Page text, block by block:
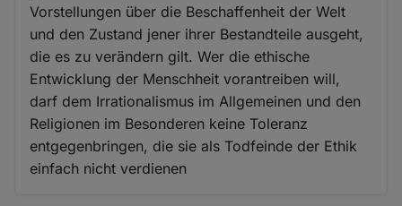
Vorstellungen über die Beschaffenheit der Welt
und den Zustand jener ihrer Bestandteile ausgeht,
die es zu verändern gilt. Wer die ethische
Entwicklung der Menschheit vorantreiben will,
darf dem Irrationalismus im Allgemeinen und den
Religionen im Besonderen keine Toleranz
entgegenbringen, die sie als Todfeinde der Ethik
einfach nicht verdienen